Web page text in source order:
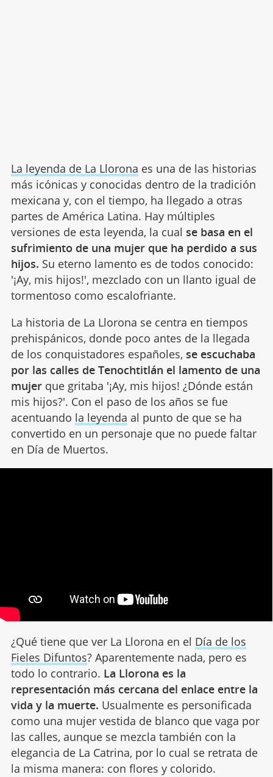
La leyenda de La Llorona es una de las historias
más icónicas y conocidas dentro de la tradición
mexicana y, con el tiempo, ha llegado a otras
partes de América Latina. Hay múltiples
versiones de esta leyenda, la cual se basa en el
sufrimiento de una mujer que ha perdido a sus
hijos. Su eterno lamento es de todos conocido:
'¡Ay, mis hijos!', mezclado con un llanto igual de
tormentoso como escalofriante.
La historia de La Llorona se centra en tiempos
prehispánicos, donde poco antes de la llegada
de los conquistadores españoles, se escuchaba
por las calles de Tenochtitlán el lamento de una
mujerque gritaba '¡Ay, mis hijos! ¿Dónde están
mis hijos?'. Con el paso de los años se fue
acentuando la leyenda al punto de que se ha
convertido en un personaje que no puede faltar
en Día de Muertos.
¿Qué tiene que ver La Llorona en el Día de los
Fieles Difuntos? Aparentemente nada, pero es
todo lo contrario. La Llorona es la
representación más cercana del enlace entre la
vida y la muerte. Usualmente es personificada
como una mujer vestida de blanco que vaga por
las calles, aunque se mezcla también con la
elegancia de La Catrina, por lo cual se retrata de
la misma manera: con flores y colorido.